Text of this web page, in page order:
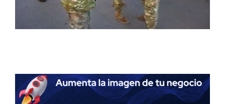
a
ce
h
at
wi
tt
m
ail
o
m